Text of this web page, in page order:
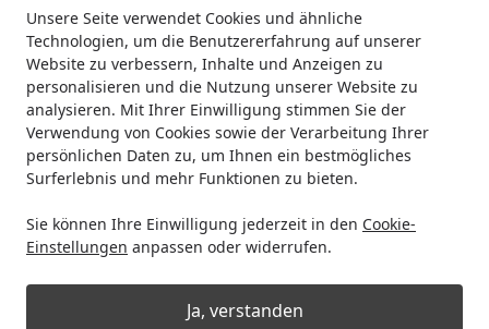
Unsere Seite verwendet Cookies und ähnliche
Technologien, um die Benutzererfahrung auf unserer
Website zu verbessern, Inhalte und Anzeigen zu
personalisieren und die Nutzung unserer Website zu
analysieren. Mit Ihrer Einwilligung stimmen Sie der
Verwendung von Cookies sowie der Verarbeitung Ihrer
persönlichen Daten zu, um Ihnen ein bestmögliches
Surferlebnis und mehr Funktionen zu bieten.
Sie können Ihre Einwilligung jederzeit in den Cookie-
Einstellungen anpassen oder widerrufen.
Ja, verstanden
Startseite
Reifenmontage Reifenmontagezubehör
Bikeservice Montagewerkzeug für
Steckachsen Innen-Ø Achse: 25
mm, ÖHLINS